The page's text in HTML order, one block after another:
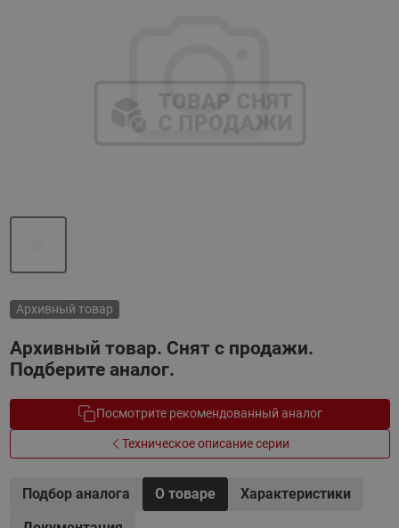
Архивный товар
Архивный товар. Снят с продажи.
Подберите аналог.
Посмотрите рекомендованный аналог
Техническое описание серии
Подбор аналога О товаре
Характеристики